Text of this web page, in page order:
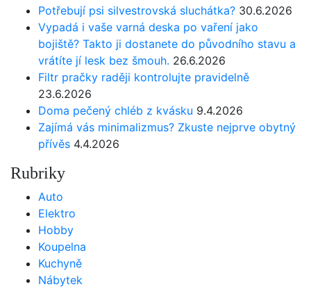
Potřebují psi silvestrovská sluchátka? 30.6.2026
Vypadá i vaše varná deska po vaření jako
bojiště? Takto ji dostanete do původního stavu a
vrátíte jí lesk bez šmouh. 26.6.2026
Filtr pračky raději kontrolujte pravidelně
23.6.2026
Doma pečený chléb z kvásku 9.4.2026
Zajímá vás minimalizmus? Zkuste nejprve obytný
přívěs 4.4.2026
Rubriky
Auto
Elektro
Hobby
Koupelna
Kuchyně
Nábytek